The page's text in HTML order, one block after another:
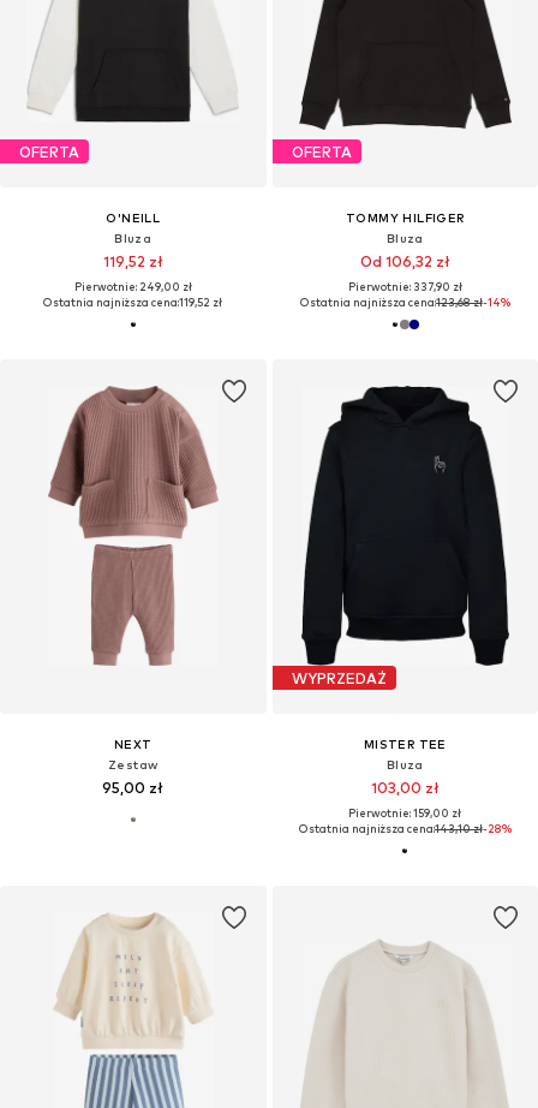
OFERTA
O'NEILL
Bluza
119,52 zł
Pierwotnie: 249,00 zł
Ostatnia najniższa cena:119,52 zł
OFERTA
TOMMY HILFIGER
Bluza
Od 106,32 zł
Pierwotnie: 337,90 zł
Ostatnia najniższa cena:123,68 zł-14%
NEXT
Zestaw
95,00 zł
WYPRZEDAŻ
MISTER TEE
Bluza
103,00 zł
Pierwotnie: 159,00 zł
Ostatnia najniższa cena:143,10 zł-28%